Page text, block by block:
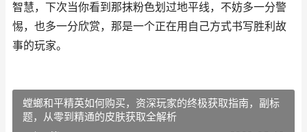
智慧，下次当你看到那抹粉色划过地平线，不妨多一分警
惕，也多一分欣赏，那是一个正在用自己方式书写胜利故
事的玩家。
螳螂和平精英如何购买，资深玩家的终极获取指南，副标
题，从零到精通的皮肤获取全解析